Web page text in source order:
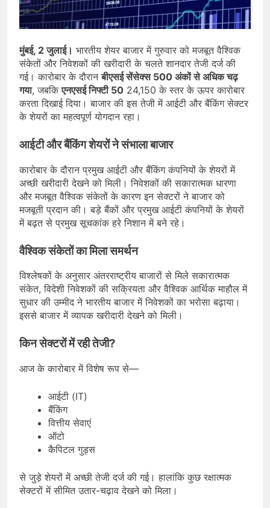
देशभर में विशेष कार्यक्रमों के जरिए भारतीय
बुनकरों और पारंपरिक वस्त्रों को मिलेगा बढ़ावा
August 2, 2026
प्रधानमंत्री नरेंद्र मोदी ने भोगापुरम
अंतरराष्ट्रीय हवाई अड्डे का उद्घाटन किया,
आंध्र प्रदेश में ₹18,000 करोड़ की विकास
परियोजनाओं की शुरुआत
August 2, 2026
केंद्र सरकार ने विस्तारित Khelo India
Scheme को मंजूरी दी, खेल ढाँचे को मजबूत
करने के लिए ₹36,441 करोड़ का बड़ा
प्रावधान
August 1, 2026
मुंबई, 2 जुलाई। भारतीय शेयर बाजार में गुरुवार को मजबूत वैश्विक
संकेतों और निवेशकों की खरीदारी के चलते शानदार तेजी दर्ज की
गई। कारोबार के दौरानबीएसई सेंसेक्स 500 अंकों से अधिक चढ़
गया, जबकिएनएसई निफ्टी 50 24,150 के स्तर के ऊपर कारोबार
करता दिखाई दिया। बाजार की इस तेजी में आईटी और बैंकिंग सेक्टर
के शेयरों का महत्वपूर्ण योगदान रहा।
आईटी और बैंकिंग शेयरों ने संभाला बाजार
कारोबार के दौरान प्रमुख आईटी और बैंकिंग कंपनियों के शेयरों में
अच्छी खरीदारी देखने को मिली। निवेशकों की सकारात्मक धारणा
और मजबूत वैश्विक संकेतों के कारण इन सेक्टरों ने बाजार को
मजबूती प्रदान की। बड़े बैंकों और प्रमुख आईटी कंपनियों के शेयरों
में बढ़त से प्रमुख सूचकांक हरे निशान में बने रहे।
वैश्विक संकेतों का मिला समर्थन
विश्लेषकों के अनुसार अंतरराष्ट्रीय बाजारों से मिले सकारात्मक
संकेत, विदेशी निवेशकों की सक्रियता और वैश्विक आर्थिक माहौल में
सुधार की उम्मीद ने भारतीय बाजार में निवेशकों का भरोसा बढ़ाया।
इससे बाजार में व्यापक खरीदारी देखने को मिली।
किन सेक्टरों में रही तेजी?
आज के कारोबार में विशेष रूप से—
आईटी (IT)
बैंकिंग
वित्तीय सेवाएं
ऑटो
कैपिटल गुड्स
से जुड़े शेयरों में अच्छी तेजी दर्ज की गई। हालांकि कुछ रक्षात्मक
सेक्टरों में सीमित उतार-चढ़ाव देखने को मिला।